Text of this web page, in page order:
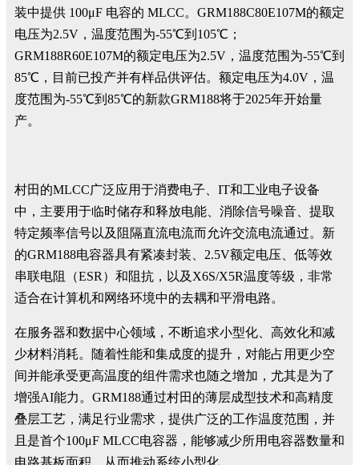
装中提供 100μF 电容的 MLCC。GRM188C80E107M的额定
电压为2.5V，温度范围为-55℃到105℃；
GRM188R60E107M的额定电压为2.5V，温度范围为-55℃到
85℃，目前已投产并有样品供评估。额定电压为4.0V，温
度范围为-55℃到85℃的新款GRM188将于2025年开始量
产。
村田的MLCC广泛应用于消费电子、IT和工业电子设备
中，主要用于临时储存和释放电能、消除信号噪音、提取
特定频率信号以及阻隔直流电流而允许交流电流通过。新
的GRM188电容器具有紧凑封装、2.5V额定电压、低等效
串联电阻（ESR）和阻抗，以及X6S/X5R温度等级，非常
适合在计算机和网络环境中的去耦和平滑电路。
在服务器和数据中心领域，不断追求小型化、高效化和减
少材料消耗。随着性能和集成度的提升，对能占用更少空
间并能承受更高温度的组件需求也随之增加，尤其是为了
增强AI能力。GRM188通过村田的薄层成型技术和高精度
叠层工艺，满足行业需求，提供广泛的工作温度范围，并
且是首个100μF MLCC电容器，能够减少所用电容器数量和
电路基板面积，从而推动系统小型化。